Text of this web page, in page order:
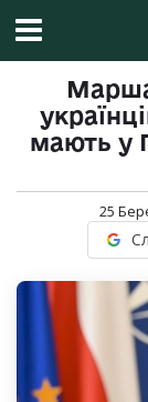
мають у
25